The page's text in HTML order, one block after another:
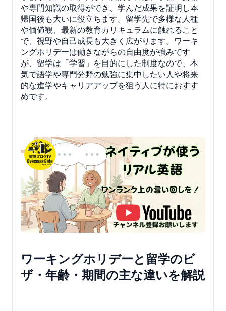
や専門知識の取得ができ、学んだ成果を証明し本
帰国後も大いに役立ちます。留学先で多様な人種
や価値観、最新の教育カリキュラムに触れること
で、視野や自己成長も大きく広がります。ワーキ
ングホリデーは働きながらの自由度が強みです
が、留学は「学習」を目的にした制度なので、本
気で語学や専門分野の勉強に集中したい人や将来
的な進学やキャリアアップを狙う人に特におすす
めです。
ワーキングホリデーと留学のビ
ザ・年齢・期間の主な違いを解説